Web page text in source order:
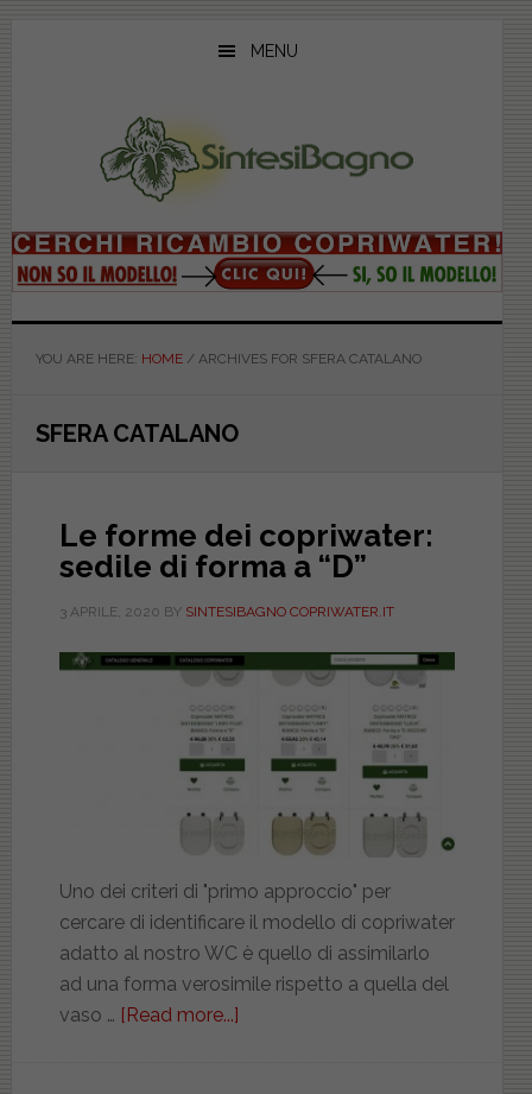
MENU
YOU ARE HERE: HOME /ARCHIVES FOR SFERA CATALANO
SFERA CATALANO
Le forme dei copriwater:
sedile di forma a “D”
3 APRILE, 2020 BY SINTESIBAGNO COPRIWATER.IT
Uno dei criteri di "primo approccio" per
cercare di identificare il modello di copriwater
adatto al nostro WC è quello di assimilarlo
ad una forma verosimile rispetto a quella del
vaso … [Read more...]